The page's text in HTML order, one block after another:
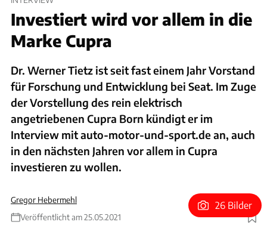
Investiert wird vor allem in die
Marke Cupra
Dr. Werner Tietz ist seit fast einem Jahr Vorstand
für Forschung und Entwicklung bei Seat. Im Zuge
der Vorstellung des rein elektrisch
angetriebenen Cupra Born kündigt er im
Interview mit auto-motor-und-sport.de an, auch
in den nächsten Jahren vor allem in Cupra
investieren zu wollen.
Gregor Hebermehl
Veröffentlicht am 25.05.2021
Foto: Seat
26 Bilder